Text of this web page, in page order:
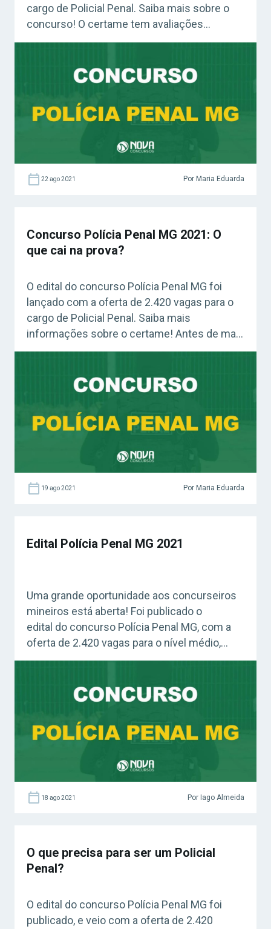
cargo de Policial Penal. Saiba mais sobre o
concurso! O certame tem avaliações
marcadas para o dia 16 de janeiro de 2022.
de Agente Penitenciário, que tem salário de
22 ago 2021 Por Maria Eduarda
Concurso Polícia Penal MG 2021: O
que cai na prova?
O edital do concurso Polícia Penal MG foi
lançado com a oferta de 2.420 vagas para o
cargo de Policial Penal. Saiba mais
informações sobre o certame! Antes de mais
nada, o certame estará com as inscrições
de novembro de 2021. Os interessados
poderão […]
19 ago 2021 Por Maria Eduarda
Edital Polícia Penal MG 2021
Uma grande oportunidade aos concurseiros
mineiros está aberta! Foi publicado o
edital do concurso Polícia Penal MG, com a
oferta de 2.420 vagas para o nível médio,
sendo 1.944 para homens e 476 para
Como realizar inscrições para o concurso
Polícia Penal MG? As inscrições para este
concurso da […]
18 ago 2021 Por Iago Almeida
O que precisa para ser um Policial
Penal?
O edital do concurso Polícia Penal MG foi
publicado, e veio com a oferta de 2.420